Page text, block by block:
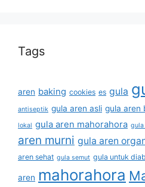
Tags
aren baking cookies es gula
antiseptik gula aren asli gula aren
lokal gula aren mahorahora gula
aren murni gula aren
aren sehat gula semut gula untuk
aren mahorahora